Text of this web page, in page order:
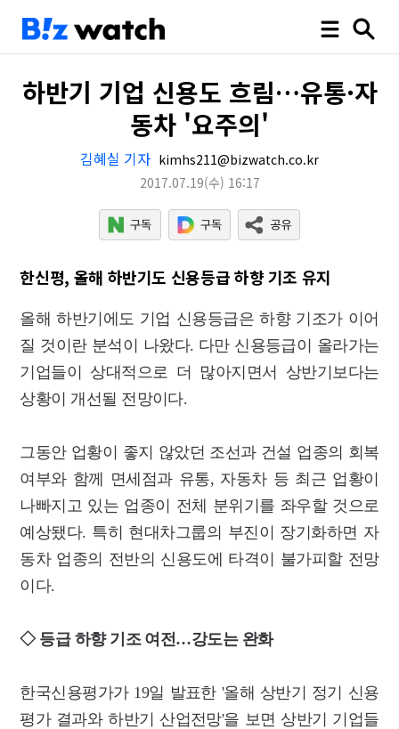
하반기 기업 신용도 흐림…유통·자
동차 '요주의'
김혜실 기자 kimhs211@bizwatch.co.kr
2017.07.19(수) 16:17
한신평, 올해 하반기도 신용등급 하향 기조 유지
올해 하반기에도 기업 신용등급은 하향 기조가 이어
질 것이란 분석이 나왔다. 다만 신용등급이 올라가는
기업들이 상대적으로 더 많아지면서 상반기보다는
상황이 개선될 전망이다.
그동안 업황이 좋지 않았던 조선과 건설 업종의 회복
여부와 함께 면세점과 유통, 자동차 등 최근 업황이
나빠지고 있는 업종이 전체 분위기를 좌우할 것으로
예상됐다. 특히 현대차그룹의 부진이 장기화하면 자
동차 업종의 전반의 신용도에 타격이 불가피할 전망
이다.
◇ 등급 하향 기조 여전…강도는 완화
한국신용평가가 19일 발표한 '올해 상반기 정기 신용
평가 결과와 하반기 산업전망'을 보면 상반기 기업들